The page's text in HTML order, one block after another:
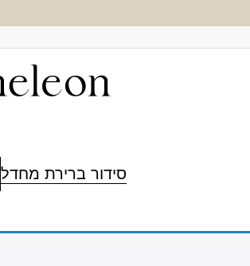
סידור ברירת מחדל